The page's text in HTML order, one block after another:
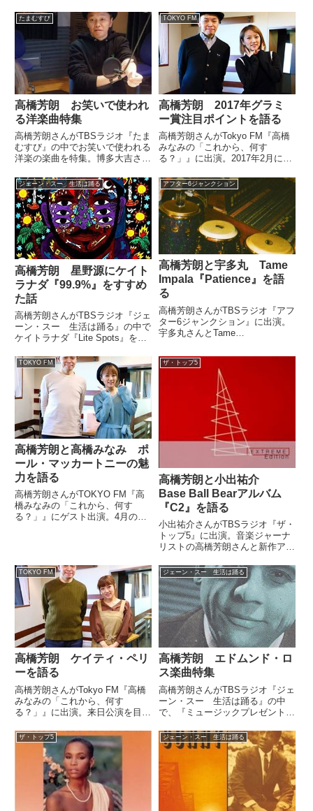
たまむすび
高橋芳朗 お笑いで使われ
る洋楽曲特集
高橋芳朗さんがTBSラジオ『たま
むすび』の中でお笑いで使われる
洋楽の楽曲を特集。博多大吉さ
きながらあれこれとトークしてい
ました。（赤江珠緒）今日は高橋
さんにあるテーマ曲で選曲してい
ただきまして、その曲を聞きな
が...
TOKYO FM
高橋芳朗 2017年グラミ
ー賞注目ポイントを語る
高橋芳朗さんがTokyo FM『高橋
みなみの「これから、何す
る？」』に出演。2017年2月に行
候補や注目ポイントを解説してい
ました。 今日は、音楽ジャーナ
リストの高橋芳朗さんに グラミ
ー賞について教えていただき...
ジェーン・スー 生活は踊る
高橋芳朗 星野源にケイト
ラナダ『99.9%』をすすめ
た話
高橋芳朗さんがTBSラジオ『ジェ
ーン・スー 生活は踊る』の中で
ケイトラナダ『Lite Spots』を紹
さんにこの曲が収録されたアルバ
ムをすすめた話をしていました。
（ジェーン・スー）高橋芳朗のミ
ュージックプレゼン...
アフター6ジャンクション
高橋芳朗と宇多丸 Tame
Impala『Patience』を語
る
高橋芳朗さんがTBSラジオ『アフ
ター6ジャンクション』に出演。
宇多丸さんとTame
ていました。New song
‘Patience’ out now -
pic.twitter.com/FGr8...
TOKYO FM
高橋芳朗と高橋みなみ ポ
ール・マッカートニーの魅
力を語る
高橋芳朗さんがTOKYO FM『高
橋みなみの「これから、何す
る？」』にゲスト出演。4月の来
『ポールマッカートニーぷち特...
ザ・トップ5
高橋芳朗と小出祐介
Base Ball Bearアルバム
『C2』を語る
小出祐介さんがTBSラジオ『ザ・
トップ5』に出演。音楽ジャーナ
リストの高橋芳朗さんと新作アル
した。（高橋芳朗）ちょっと、音
楽の話も最後にチラッと。最後に
していきませんか？（小出祐介）
あの、デザート代わりに（笑）...
TOKYO FM
高橋芳朗 ケイティ・ペリ
ーを語る
高橋芳朗さんがTokyo FM『高橋
みなみの「これから、何す
る？」』に出演。来日公演を目前
について、高橋みなみさんに紹介
していました。 今日のベスト3先
生は、音楽ジャーナリストの?高
橋芳朗さんに #ケイティ・ペ...
ジェーン・スー 生活は踊る
高橋芳朗 エドムンド・ロ
ス楽曲特集
高橋芳朗さんがTBSラジオ『ジェ
ーン・スー 生活は踊る』の中
で、『ミュージックプレゼント』
でおなじみエドムンド・ロスの楽
曲を特集。知られざる一面を紹介
していました。（ジェーン・ス
ー）では、今日もやって...
ザ・トップ5 ジェーン・スー 生活は踊る